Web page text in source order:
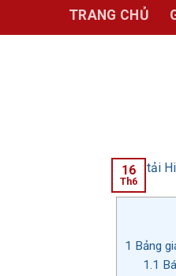
TRANG CHỦ
16
Th6
1 Bảng
1.1